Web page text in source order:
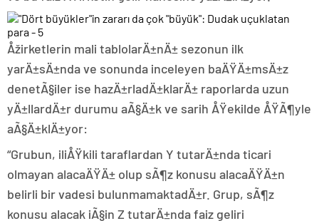
Åžirketlerin mali tablolarÄ±nÄ± sezonun ilk
yarÄ±sÄ±nda ve sonunda inceleyen baÄŸÄ±msÄ±z
denetÃ§iler ise hazÄ±rladÄ±klarÄ± raporlarda uzun
yÄ±llardÄ±r durumu aÃ§Ä±k ve sarih ÅŸekilde ÅŸÃ¶yle
aÃ§Ä±klÄ±yor:
“Grubun, iliÅŸkili taraflardan Y tutarÄ±nda ticari
olmayan alacaÄŸÄ± olup sÃ¶z konusu alacaÄŸÄ±n
belirli bir vadesi bulunmamaktadÄ±r. Grup, sÃ¶z
konusu alacak iÃ§in Z tutarÄ±nda faiz geliri